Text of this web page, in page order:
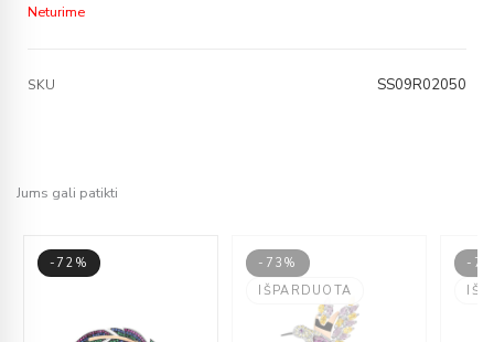
Neturime
SKU SS09R02050
Jums gali patikti
-72%
-73%
IŠPARDUOTA
-